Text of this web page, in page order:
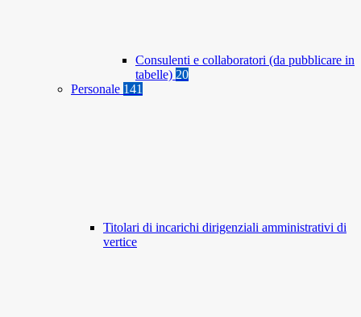
Consulenti e collaboratori (da pubblicare in
tabelle) 20
Personale 141
Titolari di incarichi dirigenziali amministrativi di
vertice